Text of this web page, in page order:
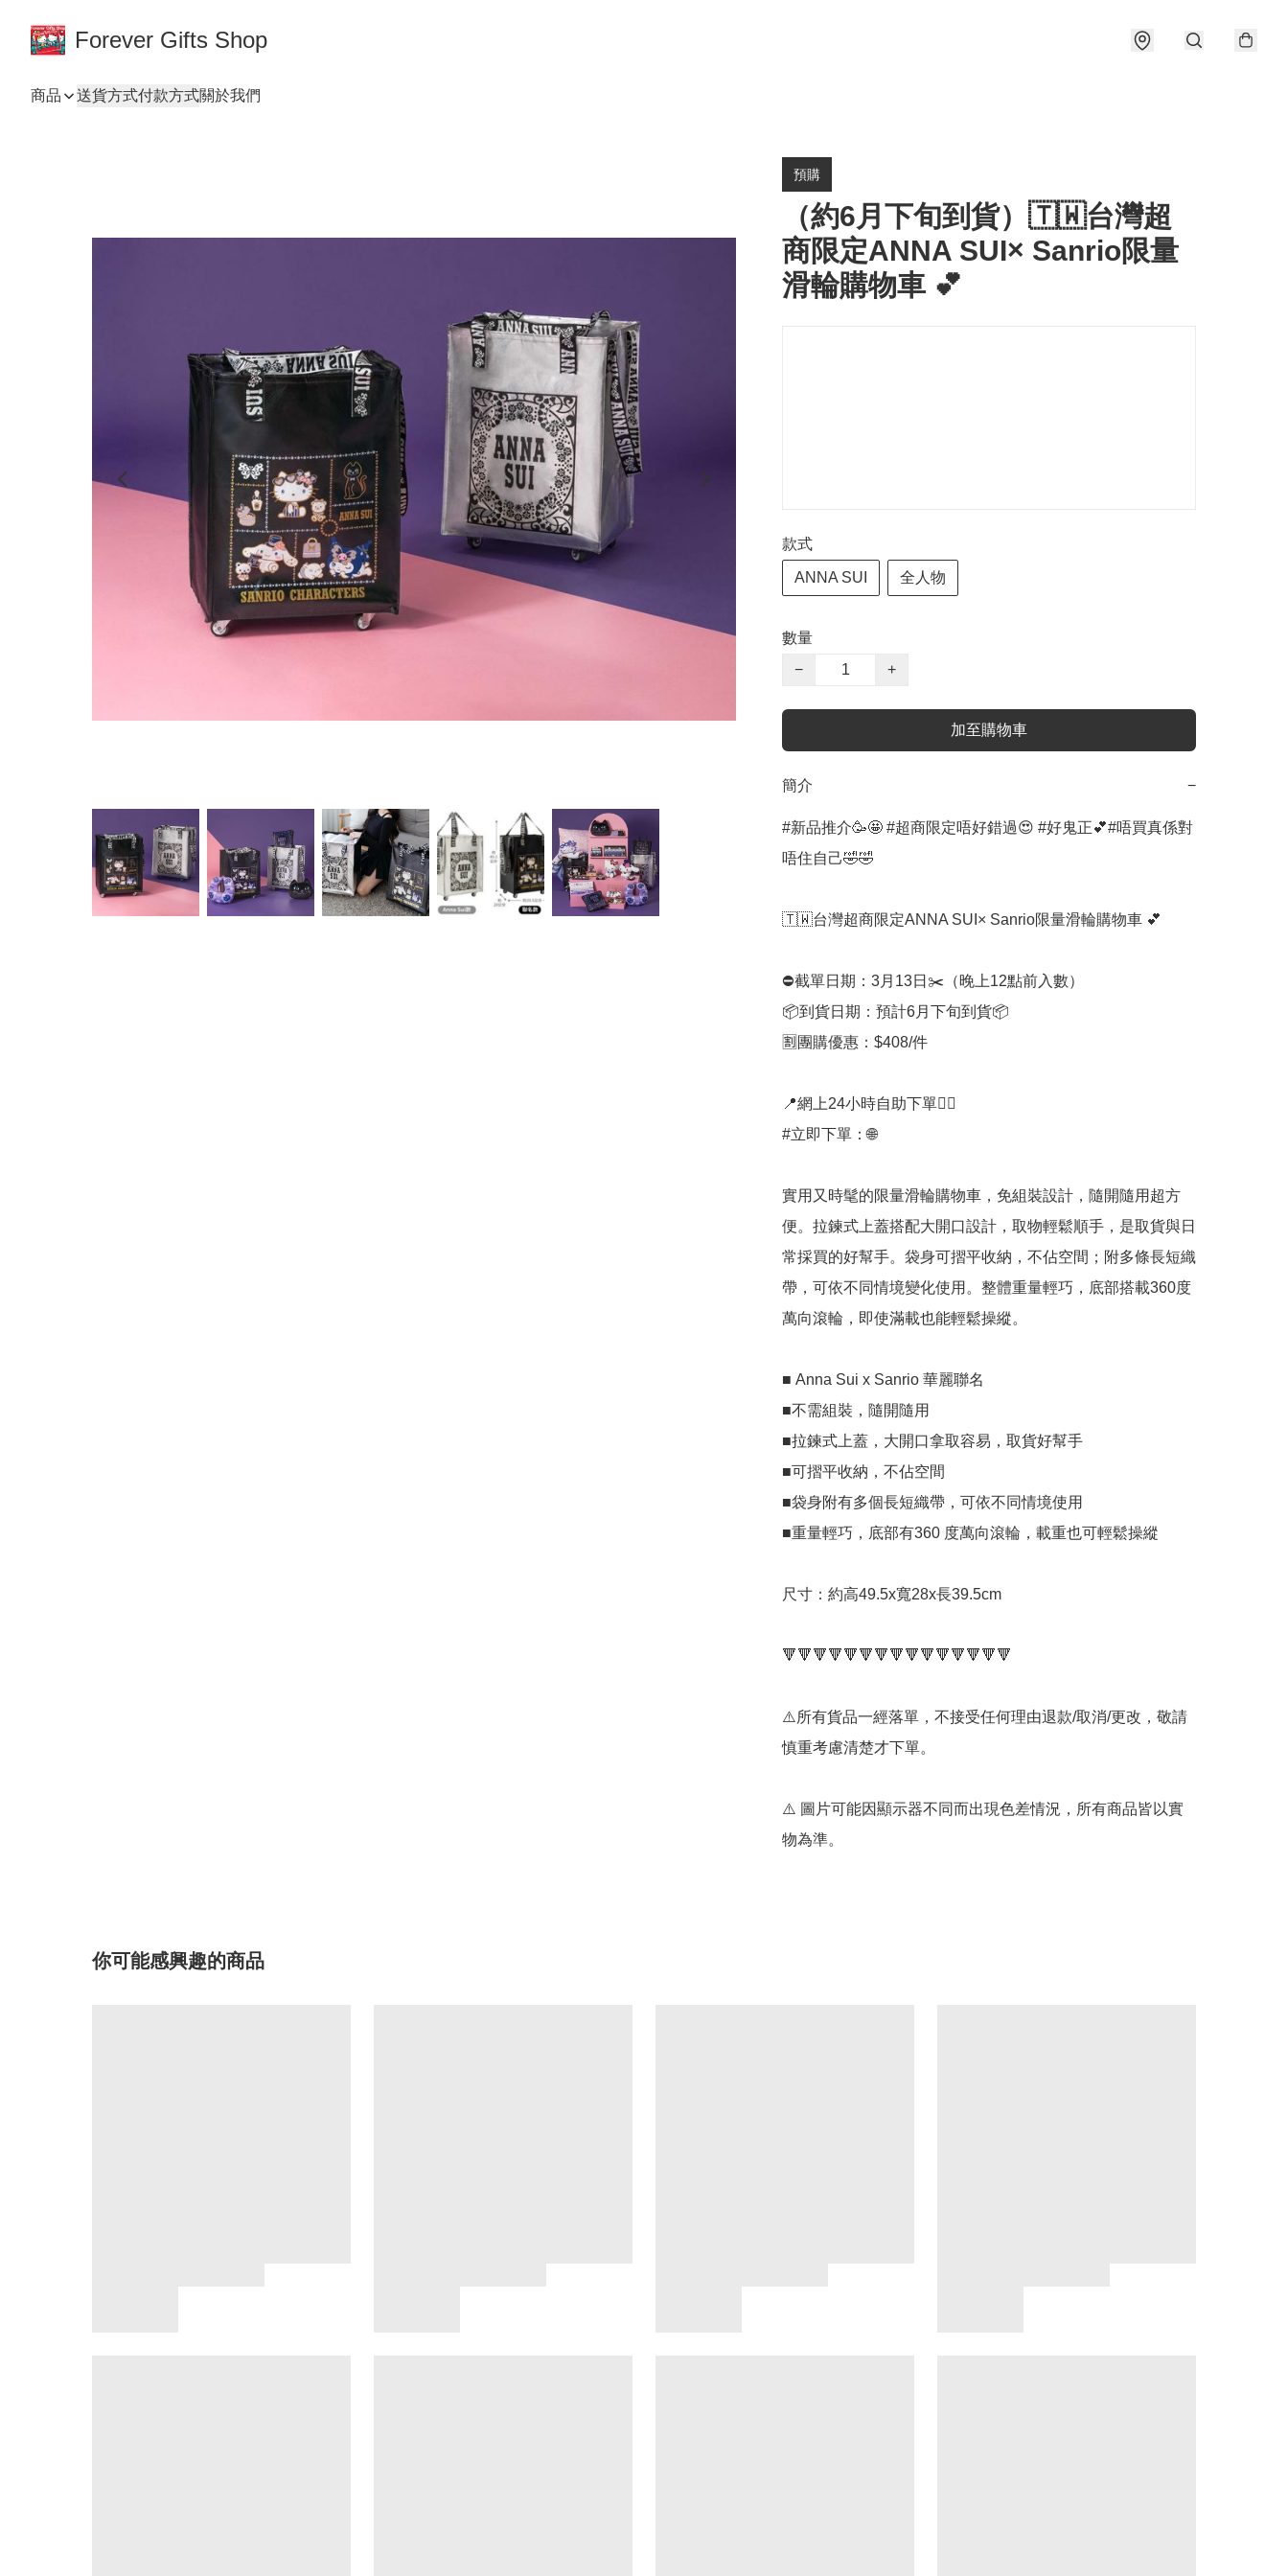
Forever Gifts Shop
商品 送貨方式付款方式關於我們
預購
（約6月下旬到貨）🇹🇼台灣超
商限定ANNA SUI× Sanrio限量
滑輪購物車 💕
款式
ANNA SUI 全人物
數量
−
+
加至購物車
簡介 −
#新品推介🥳🤩 #超商限定唔好錯過😍 #好鬼正💕#唔買真係對
唔住自己🤣🤣
🇹🇼台灣超商限定ANNA SUI× Sanrio限量滑輪購物車 💕
⛔️截單日期：3月13日✂️（晚上12點前入數）
📦到貨日期：預計6月下旬到貨📦
🈹團購優惠：$408/件
📍網上24小時自助下單👍🏻
#立即下單：🌐
實用又時髦的限量滑輪購物車，免組裝設計，隨開隨用超方
便。拉鍊式上蓋搭配大開口設計，取物輕鬆順手，是取貨與日
常採買的好幫手。袋身可摺平收納，不佔空間；附多條長短織
帶，可依不同情境變化使用。整體重量輕巧，底部搭載360度
萬向滾輪，即使滿載也能輕鬆操縱。
■ Anna Sui x Sanrio 華麗聯名
■不需組裝，隨開隨用
■拉鍊式上蓋，大開口拿取容易，取貨好幫手
■可摺平收納，不佔空間
■袋身附有多個長短織帶，可依不同情境使用
■重量輕巧，底部有360 度萬向滾輪，載重也可輕鬆操縱
尺寸：約高49.5x寬28x長39.5cm
🔻🔻🔻🔻🔻🔻🔻🔻🔻🔻🔻🔻🔻🔻🔻
⚠️所有貨品一經落單，不接受任何理由退款/取消/更改，敬請
慎重考慮清楚才下單。
⚠️ 圖片可能因顯示器不同而出現色差情況，所有商品皆以實
物為準。
你可能感興趣的商品